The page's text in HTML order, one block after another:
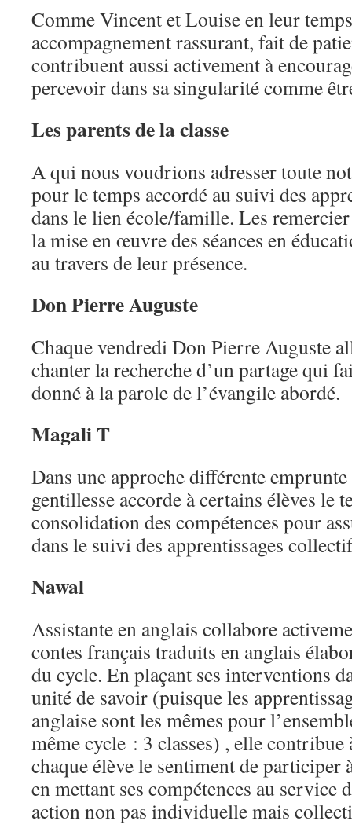
Comme Vincent et Louise en leur
accompagnement rassurant, fait de
contribuent aussi activement à
percevoir dans sa singularité comme
Les parents de la classe
A qui nous voudrions adresser toute
pour le temps accordé au suivi des
dans le lien école/famille. Les
la mise en œuvre des séances en
au travers de leur présence.
Don Pierre Auguste
Chaque vendredi Don Pierre Auguste
chanter la recherche d’un partage qui
donné à la parole de l’évangile abordé.
Magali T
Dans une approche différente emprunte
gentillesse accorde à certains élèves le
consolidation des compétences pour
dans le suivi des apprentissages
Nawal
Assistante en anglais collabore
contes français traduits en anglais
du cycle. En plaçant ses interventions
unité de savoir (puisque les
anglaise sont les mêmes pour
même cycle : 3 classes) , elle contribue
chaque élève le sentiment de participer
en mettant ses compétences au service
action non pas individuelle mais